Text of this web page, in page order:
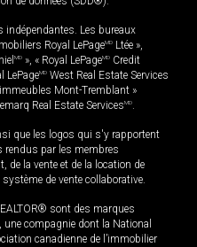
indépendantes. Les bureaux
Royal LePageMD Ltée »,
MD », « Royal LePageMD Credit
LePageMD West Real Estate Services
Mont-Tremblant »
Real Estate ServicesMD.
que les logos qui s'y rapportent
rendus par les membres
de la vente et de la location de
de vente collaborative.
sont des marques
une compagnie dont la National
canadienne de l’immobilier